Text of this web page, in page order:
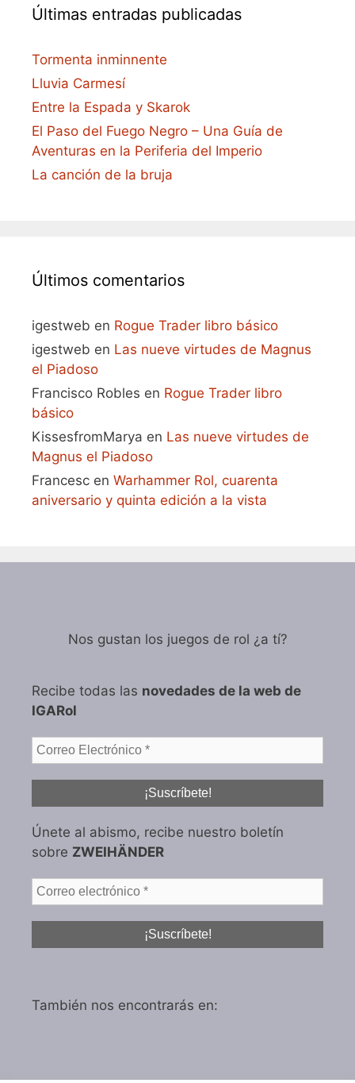
Últimas entradas publicadas
Tormenta inminnente
Lluvia Carmesí
Entre la Espada y Skarok
El Paso del Fuego Negro – Una Guía de
Aventuras en la Periferia del Imperio
La canción de la bruja
Últimos comentarios
igestweb en Rogue Trader libro básico
igestweb en Las nueve virtudes de Magnus
el Piadoso
Francisco Robles en Rogue Trader libro
básico
KissesfromMarya en Las nueve virtudes de
Magnus el Piadoso
Francesc en Warhammer Rol, cuarenta
aniversario y quinta edición a la vista
Nos gustan los juegos de rol ¿a tí?
Recibe todas las novedades de la web de
IGARol
Únete al abismo, recibe nuestro boletín
sobre ZWEIHÄNDER
También nos encontrarás en: